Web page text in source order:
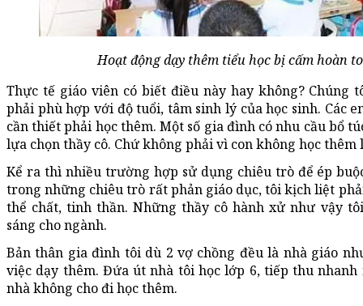
Hoạt động dạy thêm tiểu học bị cấm hoàn
Thực tế giáo viên có biết điều này hay không?
phải phù hợp với độ tuổi, tâm sinh lý của học sinh. Các
cần thiết phải học thêm. Một số gia đình có nhu cầu bổ
lựa chọn thầy cô. Chứ không phải vì con không học
Kể ra thì nhiều trường hợp sử dụng chiêu trò để ép
trong những chiêu trò rất phản giáo dục, tôi kịch liệt
thể chất, tinh thần. Những thầy cô hành xử như vậy
sáng cho ngành.
Bản thân gia đình tôi dù 2 vợ chồng đều là nhà giáo
việc dạy thêm. Đứa út nhà tôi học lớp 6, tiếp thu
nhà không cho đi học thêm.